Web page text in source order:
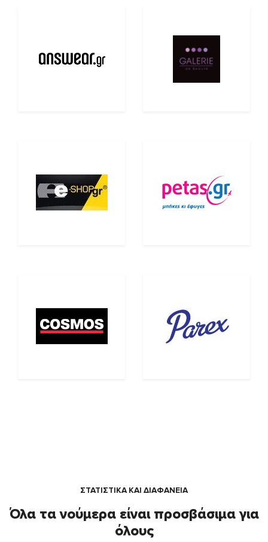
ΣΤΑΤΙΣΤΙΚΑ ΚΑΙ ΔΙΑΦΑΝΕΙΑ
Όλα τα νούμερα είναι προσβάσιμα για
όλους